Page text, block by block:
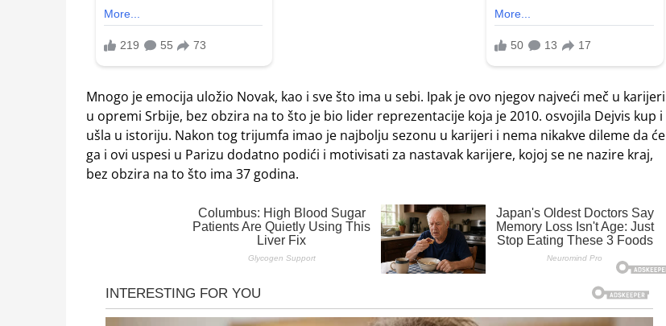
Mnogo je emocija uložio Novak, kao i sve što ima u sebi. Ipak je ovo njegov najveći meč u karijeri
u opremi Srbije, bez obzira na to što je bio lider reprezentacije koja je 2010. osvojila Dejvis kup i
ušla u istoriju. Nakon tog trijumfa imao je najbolju sezonu u karijeri i nema nikakve dileme da će
ga i ovi uspesi u Parizu dodatno podići i motivisati za nastavak karijere, kojoj se ne nazire kraj,
bez obzira na to što ima 37 godina.